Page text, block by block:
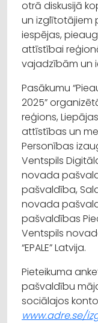
otrā diskusijā
un izglītotājiem
iespējas,
attīstībai
vajadzībām un
Pasākumu
2025”
reģions,
attīstības un
Personības
Ventspils
novada
pašvaldība,
novada
pašvaldības
Ventspils
“EPALE” Latvija.
Pieteikuma
pašvaldību
sociālajos
www.adre.se/